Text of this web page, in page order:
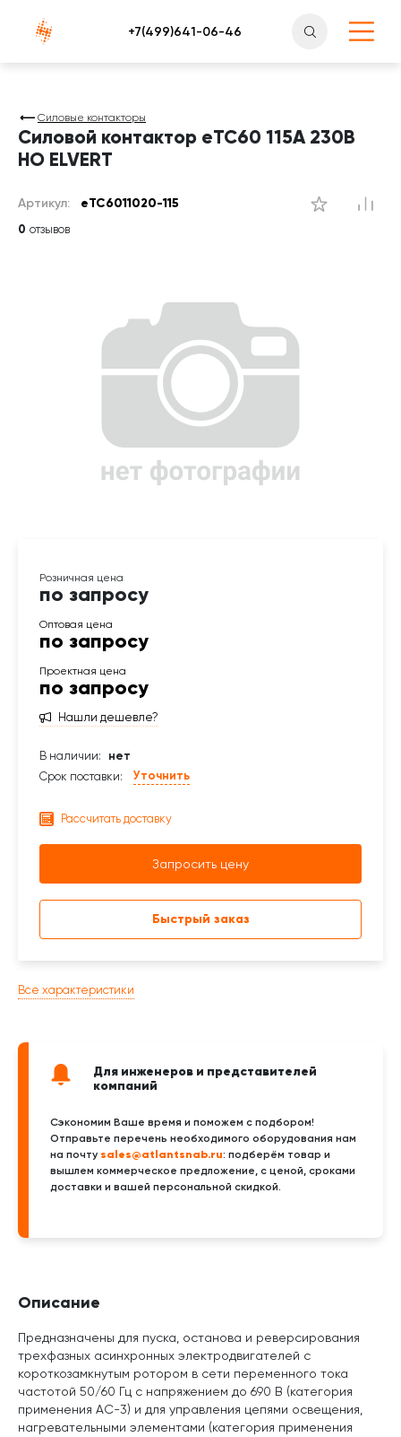
Атлантснаб
Силовые контакторы
Силовой контактор eTC60 115A 230B
НО ELVERT
Артикул: eTC6011020-115
Все характеристики
Для инженеров и представителей
компаний
Сэкономим Ваше время и поможем с подбором!
Отправьте перечень необходимого оборудования нам
на почту sales@atlantsnab.ru: подберём товар и
вышлем коммерческое предложение, с ценой, сроками
доставки и вашей персональной скидкой.
по запросу
по запросу
по запросу
Нашли дешевле?
В наличии:
нет
Срок поставки:
Уточнить
Рассчитать доставку
Запросить цену
Быстрый заказ
Описание
Предназначены для пуска, останова и реверсирования
трехфазных асинхронных электродвигателей с
короткозамкнутым ротором в сети переменного тока
частотой 50/60 Гц с напряжением до 690 В (категория
применения АС-3) и для управления цепями освещения,
нагревательными элементами (категория применения